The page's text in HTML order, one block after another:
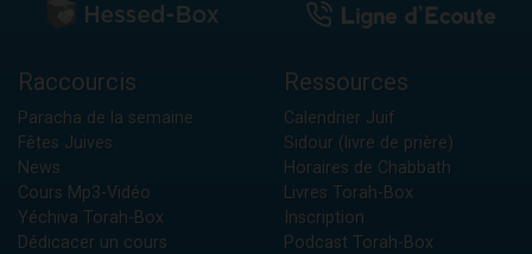
Raccourcis
Paracha de la semaine
Fêtes Juives
News
Cours Mp3-Vidéo
Yéchiva Torah-Box
Dédicacer un cours
Ressources
Calendrier Juif
Sidour (livre de prière)
Horaires de Chabbath
Livres Torah-Box
Inscription
Podcast Torah-Box